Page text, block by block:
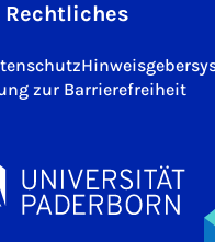
Rechtliches
zur Barrierefreiheit